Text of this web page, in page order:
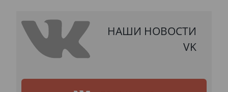
НАШИ НОВОСТИ
VK